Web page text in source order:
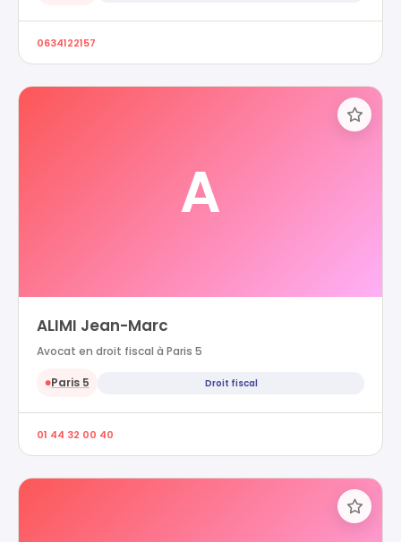
0634122157
A
ALIMI Jean-Marc
Avocat en droit fiscal à Paris 5
●Paris 5 Droit fiscal
01 44 32 00 40